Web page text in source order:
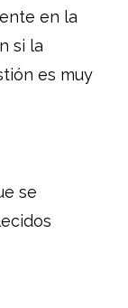
en la
si la
es muy
se